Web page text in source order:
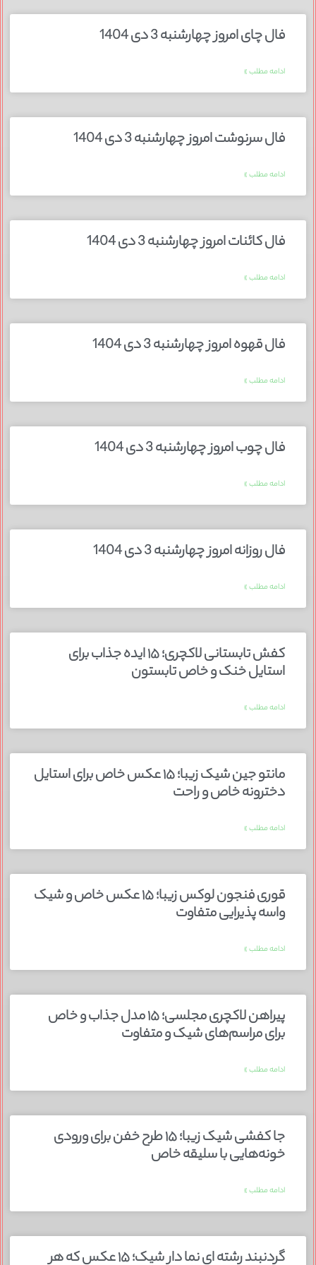
فال چای امروز چهارشنبه 3 دی 1404
ادامه مطلب »
فال سرنوشت امروز چهارشنبه 3 دی 1404
ادامه مطلب »
فال کائنات امروز چهارشنبه 3 دی 1404
ادامه مطلب »
فال قهوه امروز چهارشنبه 3 دی 1404
ادامه مطلب »
فال چوب امروز چهارشنبه 3 دی 1404
ادامه مطلب »
فال روزانه امروز چهارشنبه 3 دی 1404
ادامه مطلب »
کفش تابستانی لاکچری؛ ۱۵ ایده‌ جذاب برای
استایل خنک و خاص تابستون
ادامه مطلب »
مانتو جین شیک زیبا؛ ۱۵ عکس خاص برای استایل
دخترونه خاص و راحت
ادامه مطلب »
قوری فنجون لوکس زیبا؛ ۱۵ عکس خاص و شیک
واسه پذیرایی متفاوت
ادامه مطلب »
پیراهن لاکچری مجلسی؛ ۱۵ مدل جذاب و خاص
برای مراسم‌های شیک و متفاوت
ادامه مطلب »
جا کفشی شیک زیبا؛ ۱۵ طرح خفن برای ورودی
خونه‌هایی با سلیقه خاص
ادامه مطلب »
گردنبند رشته ای نما دار شیک؛ ۱۵ عکس که هر